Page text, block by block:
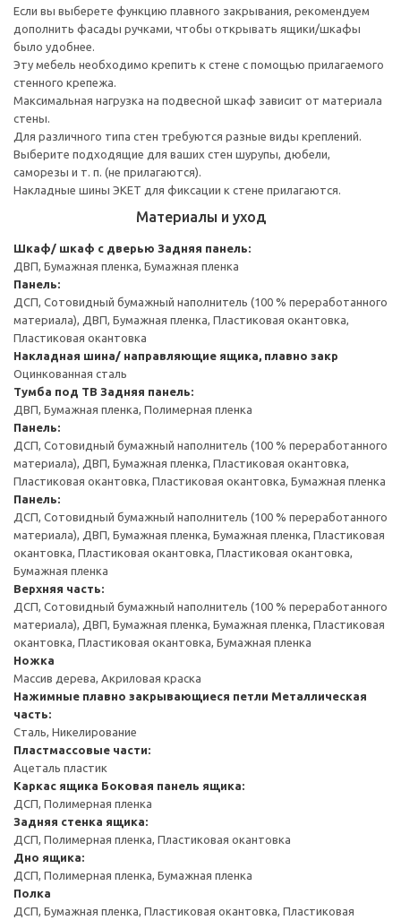
Если вы выберете функцию плавного закрывания, рекомендуем
дополнить фасады ручками, чтобы открывать ящики/шкафы
было удобнее.
Эту мебель необходимо крепить к стене с помощью прилагаемого
стенного крепежа.
Максимальная нагрузка на подвесной шкаф зависит от материала
стены.
Для различного типа стен требуются разные виды креплений.
Выберите подходящие для ваших стен шурупы, дюбели,
саморезы и т. п. (не прилагаются).
Накладные шины ЭКЕТ для фиксации к стене прилагаются.
Материалы и уход
Шкаф/ шкаф с дверью Задняя панель:
ДВП, Бумажная пленка, Бумажная пленка
Панель:
ДСП, Сотовидный бумажный наполнитель (100 % переработанного
материала), ДВП, Бумажная пленка, Пластиковая окантовка,
Пластиковая окантовка
Накладная шина/ направляющие ящика, плавно закр
Оцинкованная сталь
Тумба под ТВ Задняя панель:
ДВП, Бумажная пленка, Полимерная пленка
Панель:
ДСП, Сотовидный бумажный наполнитель (100 % переработанного
материала), ДВП, Бумажная пленка, Пластиковая окантовка,
Пластиковая окантовка, Пластиковая окантовка, Бумажная пленка
Панель:
ДСП, Сотовидный бумажный наполнитель (100 % переработанного
материала), ДВП, Бумажная пленка, Бумажная пленка, Пластиковая
окантовка, Пластиковая окантовка, Пластиковая окантовка,
Бумажная пленка
Верхняя часть:
ДСП, Сотовидный бумажный наполнитель (100 % переработанного
материала), ДВП, Бумажная пленка, Бумажная пленка, Пластиковая
окантовка, Пластиковая окантовка, Бумажная пленка
Ножка
Массив дерева, Акриловая краска
Нажимные плавно закрывающиеся петли Металлическая
часть:
Сталь, Никелирование
Пластмассовые части:
Ацеталь пластик
Каркас ящика Боковая панель ящика:
ДСП, Полимерная пленка
Задняя стенка ящика:
ДСП, Полимерная пленка, Пластиковая окантовка
Дно ящика:
ДСП, Полимерная пленка, Бумажная пленка
Полка
ДСП, Бумажная пленка, Пластиковая окантовка, Пластиковая